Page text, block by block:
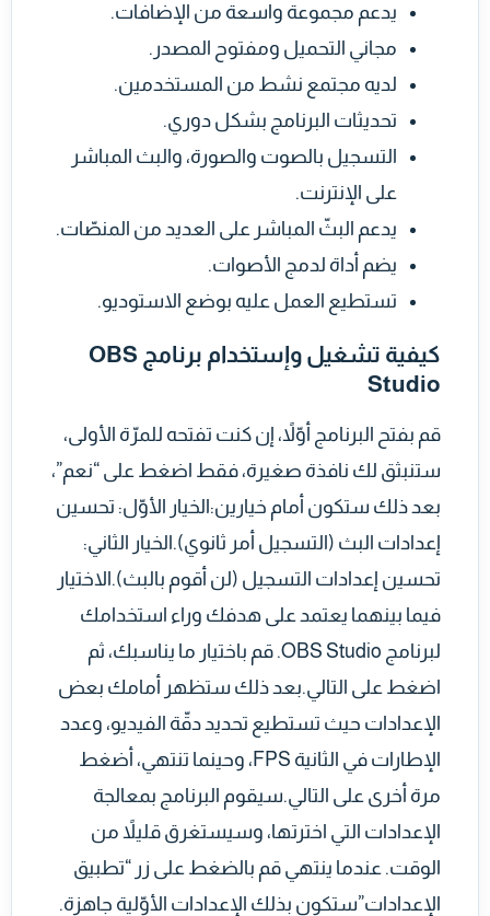
يدعم مجموعة واسعة من الإضافات.
مجاني التحميل ومفتوح المصدر.
لديه مجتمع نشط من المستخدمين.
تحديثات البرنامج بشكل دوري.
التسجيل بالصوت والصورة، والبث المباشر
على الإنترنت.
يدعم البثّ المباشر على العديد من المنصّات.
يضم أداة لدمج الأصوات.
تستطيع العمل عليه بوضع الاستوديو.
كيفية تشغيل وإستخدام برنامج OBS
Studio
قم بفتح البرنامج أوّلاً، إن كنت تفتحه للمرّة الأولى،
ستنبثق لك نافذة صغيرة، فقط اضغط على “نعم”،
بعد ذلك ستكون أمام خيارين:الخيار الأوّل: تحسين
إعدادات البث (التسجيل أمر ثانوي).الخيار الثاني:
تحسين إعدادات التسجيل (لن أقوم بالبث).الاختيار
فيما بينهما يعتمد على هدفك وراء استخدامك
لبرنامج OBS Studio. قم باختيار ما يناسبك، ثم
اضغط على التالي.بعد ذلك ستظهر أمامك بعض
الإعدادات حيث تستطيع تحديد دقّة الفيديو، وعدد
الإطارات في الثانية FPS، وحينما تنتهي، أضغط
مرة أخرى على التالي.سيقوم البرنامج بمعالجة
الإعدادات التي اخترتها، وسيستغرق قليلاً من
الوقت. عندما ينتهي قم بالضغط على زر “تطبيق
الإعدادات”ستكون بذلك الإعدادات الأوّلية جاهزة.